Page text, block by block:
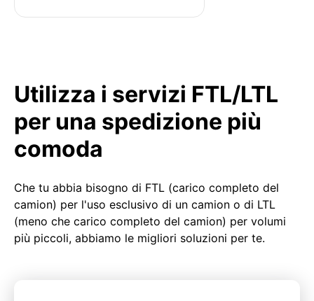
Utilizza i servizi FTL/LTL
per una spedizione più
comoda
Che tu abbia bisogno di FTL (carico completo del
camion) per l'uso esclusivo di un camion o di LTL
(meno che carico completo del camion) per volumi
più piccoli, abbiamo le migliori soluzioni per te.